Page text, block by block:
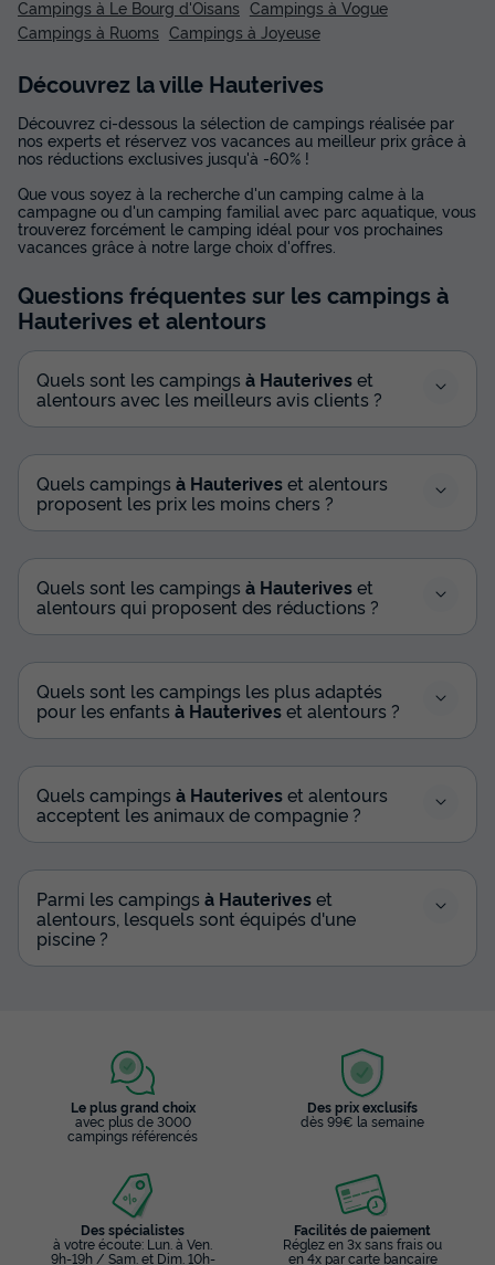
Campings à Le Bourg d'Oisans Campings à Vogue
Campings à Ruoms Campings à Joyeuse
Découvrez la ville Hauterives
Découvrez ci-dessous la sélection de campings réalisée par
nos experts et réservez vos vacances au meilleur prix grâce à
nos réductions exclusives jusqu'à -60% !
Que vous soyez à la recherche d'un camping calme à la
campagne ou d'un camping familial avec parc aquatique, vous
trouverez forcément le camping idéal pour vos prochaines
vacances grâce à notre large choix d'offres.
Questions fréquentes sur les campings à
Hauterives et alentours
Quels sont les campings à Hauteriveset
alentours avec les meilleurs avis clients ?
Quels campings à Hauteriveset alentours
proposent les prix les moins chers ?
Quels sont les campings à Hauteriveset
alentours qui proposent des réductions ?
Quels sont les campings les plus adaptés
pour les enfants à Hauteriveset alentours ?
Quels campings à Hauteriveset alentours
acceptent les animaux de compagnie ?
Parmi les campings à Hauteriveset
alentours, lesquels sont équipés d'une
piscine ?
Le plus grand choix
avec plus de 3000
campings référencés
Des prix exclusifs
dès 99€ la semaine
Des spécialistes
à votre écoute: Lun. à Ven.
9h-19h / Sam. et Dim. 10h-
Facilités de paiement
Réglez en 3x sans frais ou
en 4x par carte bancaire